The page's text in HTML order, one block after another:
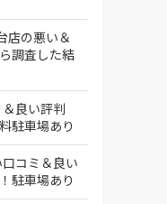
店の悪い＆
調査した結
良い評判
駐車場あり
コミ＆良い
駐車場あり